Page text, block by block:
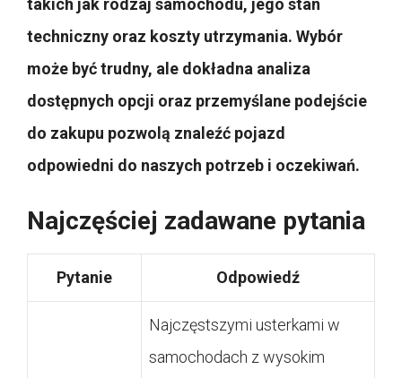
takich jak rodzaj samochodu, jego stan
techniczny oraz koszty utrzymania. Wybór
może być trudny, ale dokładna analiza
dostępnych opcji oraz przemyślane podejście
do zakupu pozwolą znaleźć pojazd
odpowiedni do naszych potrzeb i oczekiwań.
Najczęściej zadawane pytania
Pytanie Odpowiedź
Najczęstszymi usterkami w
samochodach z wysokim